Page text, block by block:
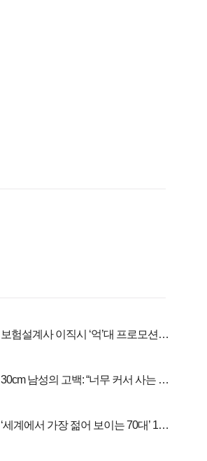
보험설계사 이직시 ‘억’대 프로모션!
30cm 남성의 고백: “너무 커서 사는 게
‘세계에서 가장 젊어 보이는 70대’ 1위